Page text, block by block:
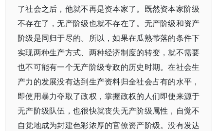
了社会之后，他就不再是资本家了。既然资本家阶级
不存在了，无产阶级也就不存在了。无产阶级和资产
阶级是同归于尽的。所以，如果在瓜熟蒂落的条件下
实现两种生产方式、两种经济制度的转变，就不需要
也不可能有一个无产阶级专政的历史时期。在社会生
产力的发展没有达到生产资料归全社会占有的水平，
即使用暴力夺取了政权，掌握政权的人们即使来源于
无产阶级队伍，也很快就丧失无产阶级属性，自觉不
自觉地成为封建色彩浓厚的官僚资产阶级。没有发达